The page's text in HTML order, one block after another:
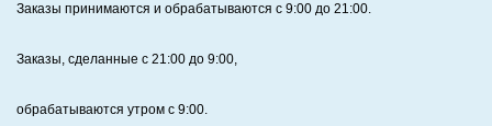
Заказы принимаются и обрабатываются с 9:00 до 21:00.
Заказы, сделанные с 21:00 до 9:00,
обрабатываются утром с 9:00.